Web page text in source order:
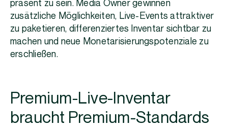
präsent zu sein. Media Owner gewinnen
zusätzliche Möglichkeiten, Live-Events attraktiver
zu paketieren, differenziertes Inventar sichtbar zu
machen und neue Monetarisierungspotenziale zu
erschließen.
Premium-Live-Inventar
braucht Premium-Standards